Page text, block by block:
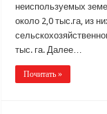
неиспользуемых
около 2,0 тыс.га, из
тыс. га. Далее…
Почитать »